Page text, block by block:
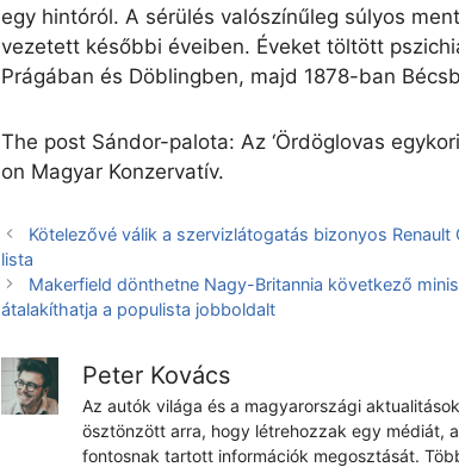
egy hintóról. A sérülés valószínűleg súlyos
vezetett későbbi éveiben. Éveket töltött
Prágában és Döblingben, majd 1878-ban
The post Sándor-palota: Az ‘Ördöglovas
on Magyar Konzervatív.
Kötelezővé válik a szervizlátogatás bizonyos
lista
Makerfield dönthetne Nagy-Britannia következő
átalakíthatja a populista jobboldalt
Peter Kovács
Az autók világa és a magyarországi
ösztönzött arra, hogy létrehozzak egy médiát,
fontosnak tartott információk megosztását.